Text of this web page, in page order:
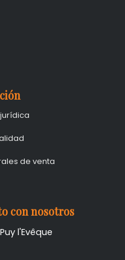
de venta
con nosotros
l'Evêque